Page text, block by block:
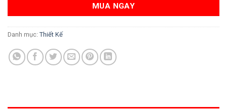
MUA NGAY
Danh mục: Thiết Kế